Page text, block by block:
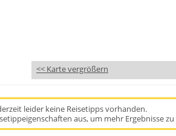
<< Karte vergrößern
leider keine Reisetipps vorhanden.
aus, um mehr Ergebnisse